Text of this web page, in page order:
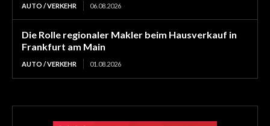
AUTO / VERKEHR 06.08.2026
Die Rolle regionaler Makler beim Hausverkauf in
Frankfurt am Main
AUTO / VERKEHR 01.08.2026